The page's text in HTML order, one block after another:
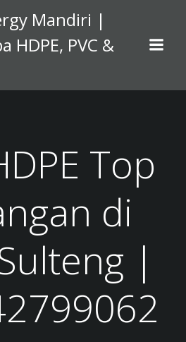
to
content
Mandiri |
HDPE, PVC &
Top
di
|